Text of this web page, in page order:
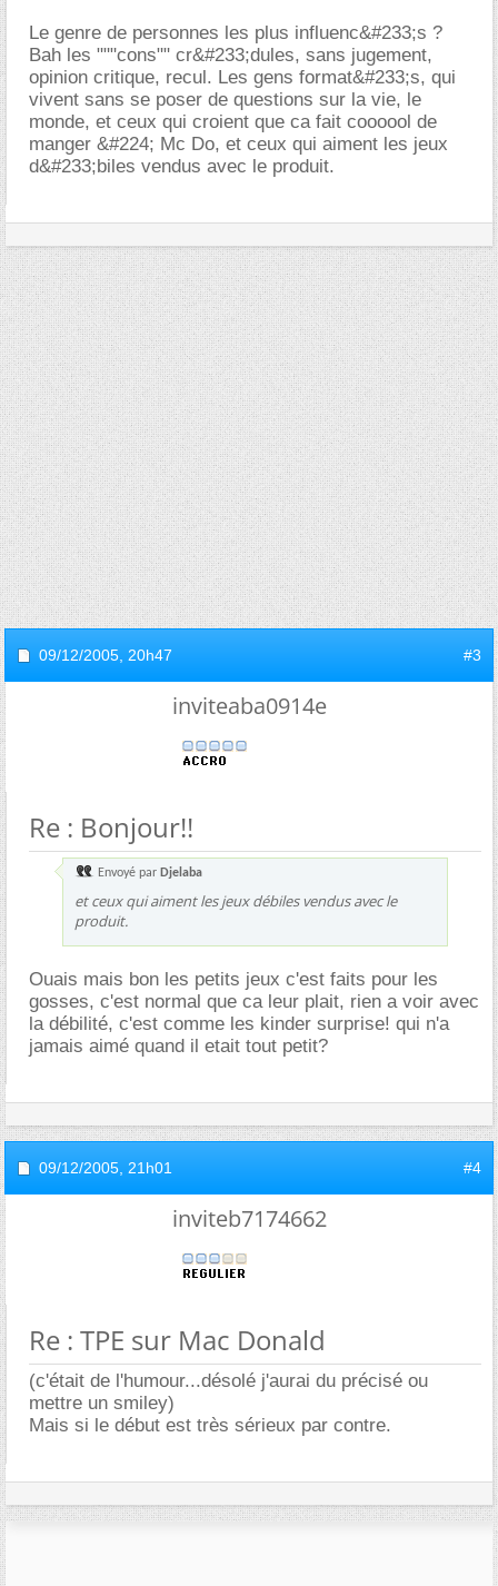
Le genre de personnes les plus influenc&#233;s ?
Bah les """cons"" cr&#233;dules, sans jugement,
opinion critique, recul. Les gens format&#233;s, qui
vivent sans se poser de questions sur la vie, le
monde, et ceux qui croient que ca fait coooool de
manger &#224; Mc Do, et ceux qui aiment les jeux
d&#233;biles vendus avec le produit.
09/12/2005, 20h47 #3
inviteaba0914e
Re : Bonjour!!
Envoyé par Djelaba
et ceux qui aiment les jeux débiles vendus avec le
produit.
Ouais mais bon les petits jeux c'est faits pour les
gosses, c'est normal que ca leur plait, rien a voir avec
la débilité, c'est comme les kinder surprise! qui n'a
jamais aimé quand il etait tout petit?
09/12/2005, 21h01 #4
inviteb7174662
Re : TPE sur Mac Donald
(c'était de l'humour...désolé j'aurai du précisé ou
mettre un smiley)
Mais si le début est très sérieux par contre.